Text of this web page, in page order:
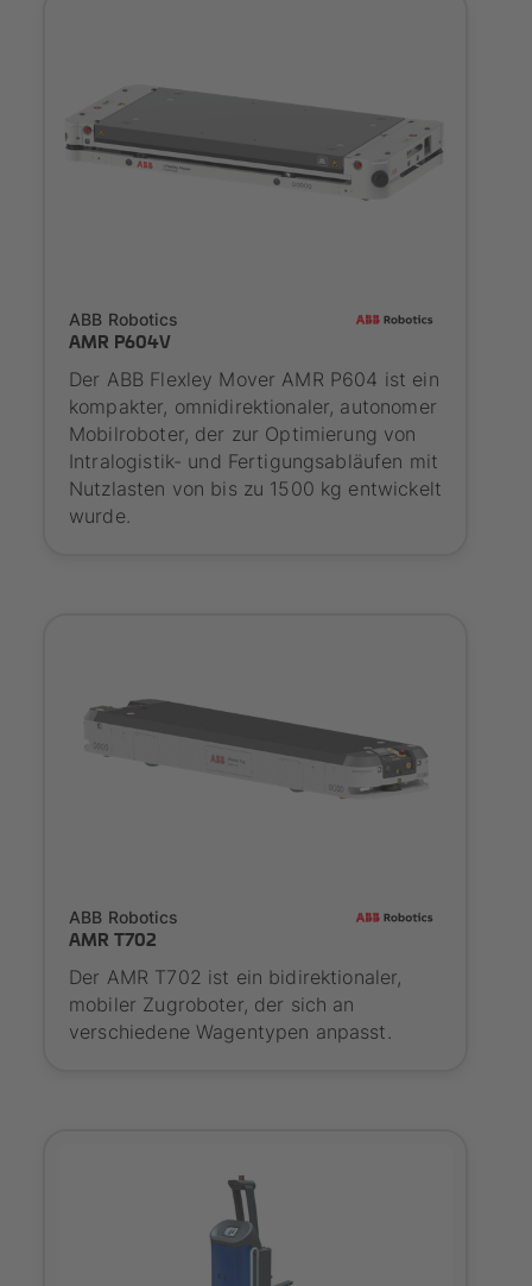
ABB Robotics
AMR P604V
Der ABB Flexley Mover AMR P604 ist ein
kompakter, omnidirektionaler, autonomer
Mobilroboter, der zur Optimierung von
Intralogistik- und Fertigungsabläufen mit
Nutzlasten von bis zu 1500 kg entwickelt
wurde.
ABB Robotics
AMR T702
Der AMR T702 ist ein bidirektionaler,
mobiler Zugroboter, der sich an
verschiedene Wagentypen anpasst.